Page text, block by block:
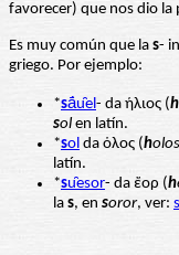
favorecer) que nos dio la
Es muy común que la s-
griego. Por ejemplo:
*sā́u̯el- da ήλιος (h
sol en latín.
*sol da ὁλος (holos
latín.
*su̯esor- da ἔορ (h
la s, en soror, ver: